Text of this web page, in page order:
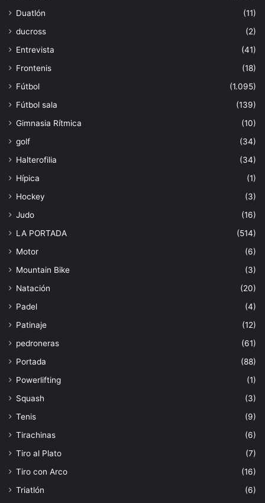
Duatlón
(11)
ducross
(2)
Entrevista
(41)
Frontenis
(18)
Fútbol
(1.095)
Fútbol sala
(139)
Gimnasia Rítmica
(10)
golf
(34)
Halterofilia
(34)
Hípica
(1)
Hockey
(3)
Judo
(16)
LA PORTADA
(514)
Motor
(6)
Mountain Bike
(3)
Natación
(20)
Padel
(4)
Patinaje
(12)
pedroneras
(61)
Portada
(88)
Powerlifting
(1)
Squash
(3)
Tenis
(9)
Tirachinas
(6)
Tiro al Plato
(7)
Tiro con Arco
(16)
Triatlón
(6)